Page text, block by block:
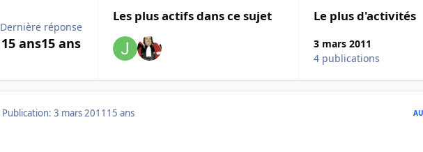
Dernière réponse
15 ans15 ans
Les plus actifs dans ce sujet Le plus d'activités
3 mars 2011
4 publications
Publication: 3 mars 2011 15 ans